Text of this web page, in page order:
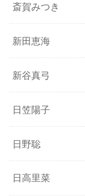
斎賀みつき
新田恵海
新谷真弓
日笠陽子
日野聡
日高里菜